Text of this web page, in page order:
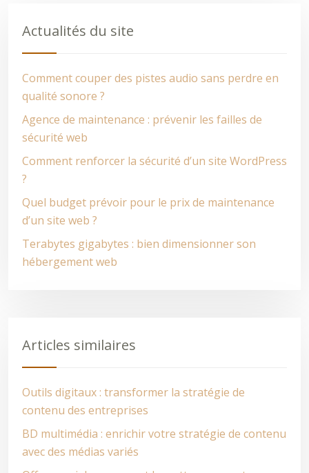
Actualités du site
Comment couper des pistes audio sans perdre en
qualité sonore ?
Agence de maintenance : prévenir les failles de
sécurité web
Comment renforcer la sécurité d’un site WordPress
?
Quel budget prévoir pour le prix de maintenance
d’un site web ?
Terabytes gigabytes : bien dimensionner son
hébergement web
Articles similaires
Outils digitaux : transformer la stratégie de
contenu des entreprises
BD multimédia : enrichir votre stratégie de contenu
avec des médias variés